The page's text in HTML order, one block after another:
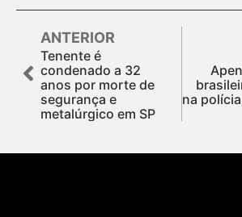
ANTERIOR
Tenente é
condenado a 32
anos por morte de
segurança e
metalúrgico em SP
na